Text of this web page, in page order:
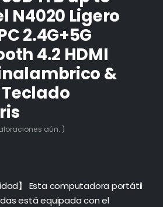
N4020 Ligero
2.4G+5G
4.2 HDMI
&
aún. )
】 Esta computadora portátil
está equipada con el